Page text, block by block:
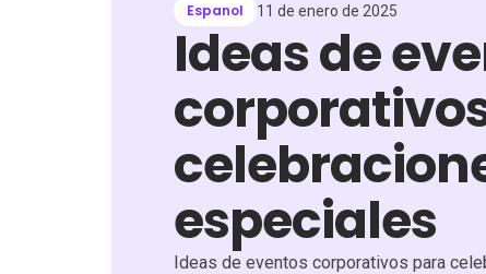
Espanol 11 de enero de 2025
Ideas de
especiales
Ideas de eventos corporativos para